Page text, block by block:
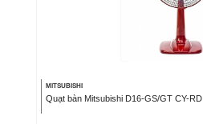
MITSUBISHI
Quạt bàn Mitsubishi D16-GS/GT CY-RD